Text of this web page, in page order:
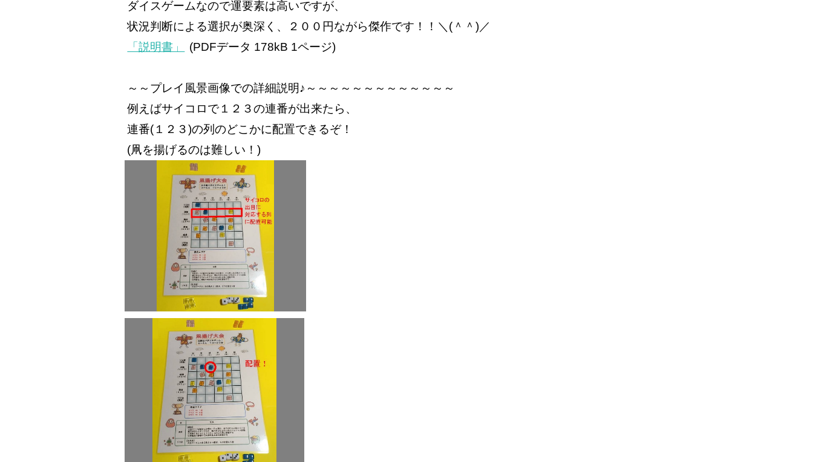
ダイスゲームなので運要素は高いですが、
状況判断による選択が奥深く、２００円ながら傑作です！！＼(＾＾)／
「説明書」
(PDFデータ 178kB 1ページ)
～～プレイ風景画像での詳細説明♪～～～～～～～～～～～～～
例えばサイコロで１２３の連番が出来たら、
連番(１２３)の列のどこかに配置できるぞ！
(凧を揚げるのは難しい！)